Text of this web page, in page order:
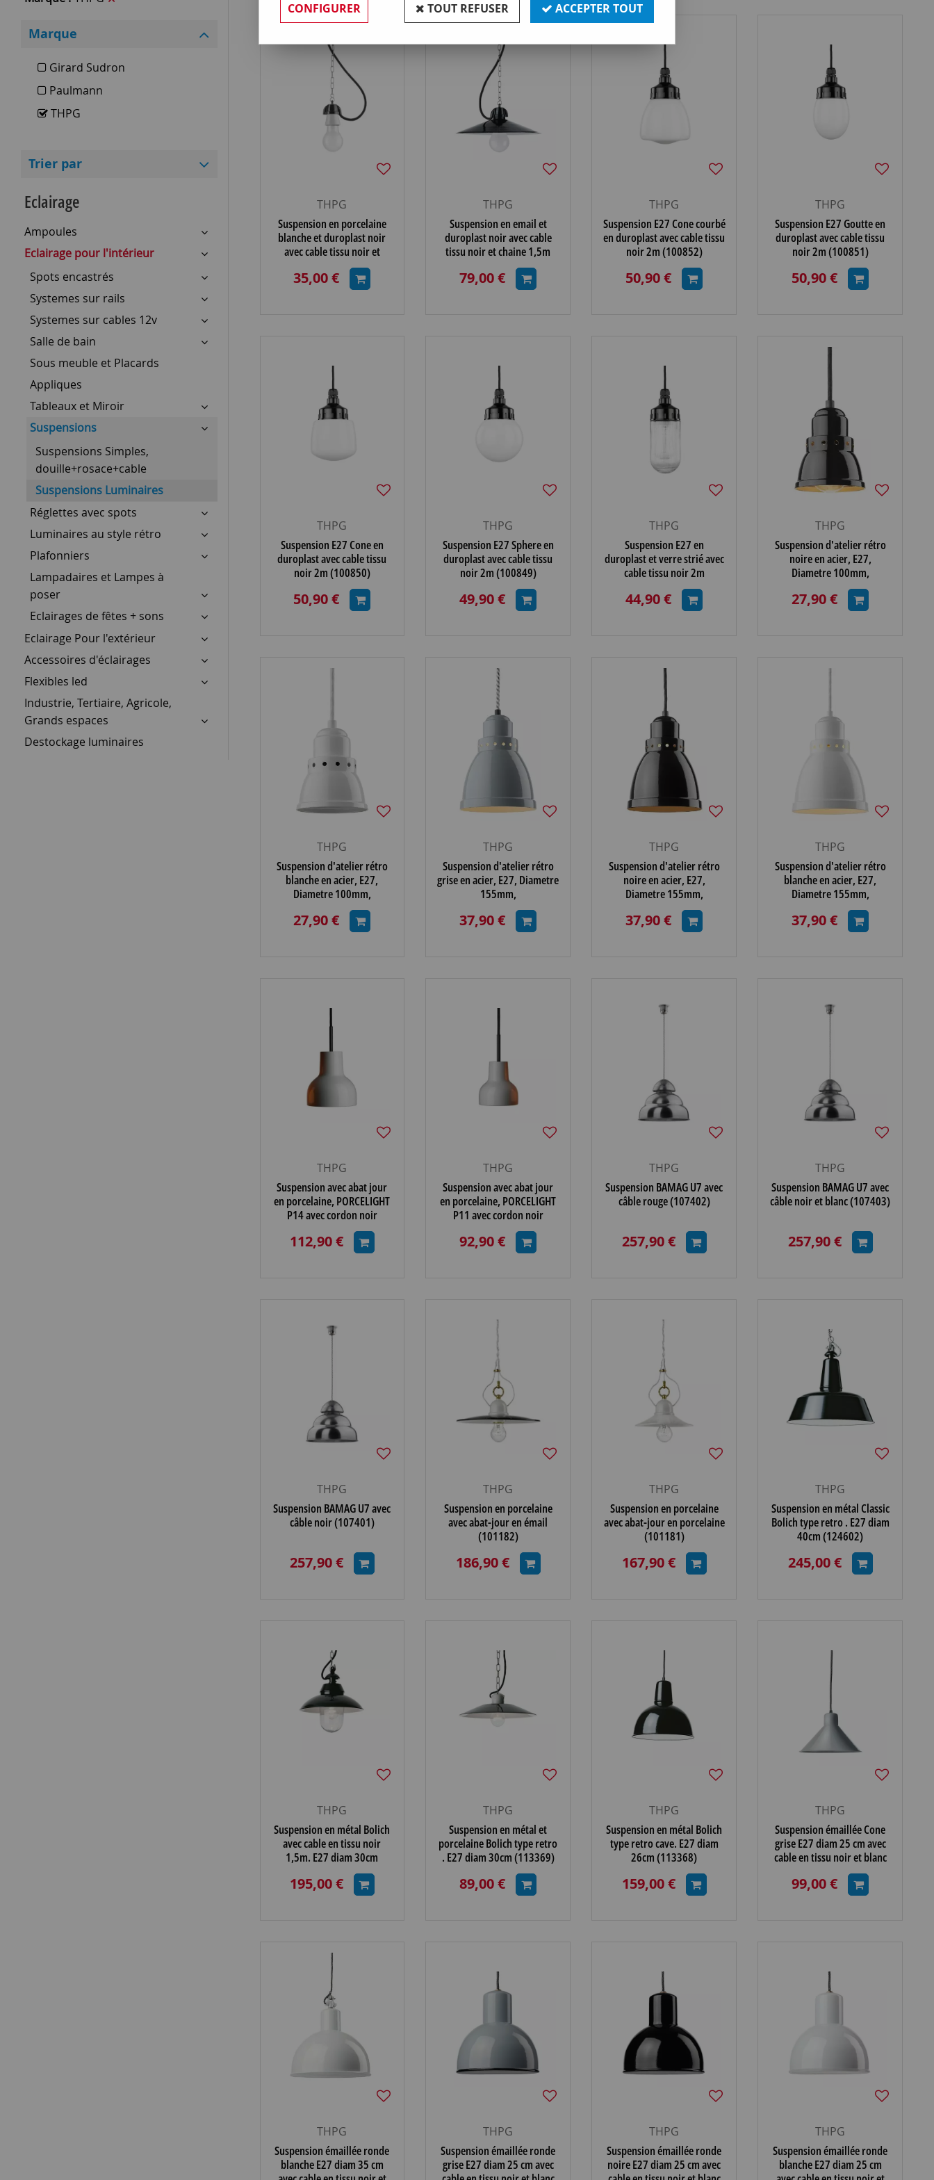
Marque
Girard Sudron
Paulmann
THPG
Trier par
Eclairage
Ampoules
Eclairage pour l'intérieur
Spots encastrés
Systemes sur rails
Systemes sur cables 12v
Salle de bain
Sous meuble et Placards
Appliques
Tableaux et Miroir
Suspensions
Suspensions Simples,
douille+rosace+cable
Suspensions Luminaires
Réglettes avec spots
Luminaires au style rétro
Plafonniers
Lampadaires et Lampes à
poser
Eclairages de fêtes + sons
Eclairage Pour l'extérieur
Accessoires d'éclairages
Flexibles led
Industrie, Tertiaire, Agricole,
Grands espaces
Destockage luminaires
THPG
Suspension en porcelaine
blanche et duroplast noir
avec cable tissu noir et
chaine 1,5m (100879)
35,00 €
THPG
Suspension en email et
duroplast noir avec cable
tissu noir et chaine 1,5m
(100875)
79,00 €
THPG
Suspension E27 Cone courbé
en duroplast avec cable tissu
noir 2m (100852)
50,90 €
THPG
Suspension E27 Goutte en
duroplast avec cable tissu
noir 2m (100851)
50,90 €
THPG
Suspension E27 Cone en
duroplast avec cable tissu
noir 2m (100850)
50,90 €
THPG
Suspension E27 Sphere en
duroplast avec cable tissu
noir 2m (100849)
49,90 €
THPG
Suspension E27 en
duroplast et verre strié avec
cable tissu noir 2m
(100848)
44,90 €
THPG
Suspension d'atelier rétro
noire en acier, E27,
Diametre 100mm,
27,90 €
THPG
Suspension d'atelier rétro
blanche en acier, E27,
Diametre 100mm,
27,90 €
THPG
Suspension d'atelier rétro
grise en acier, E27, Diametre
155mm,
37,90 €
THPG
Suspension d'atelier rétro
noire en acier, E27,
Diametre 155mm,
37,90 €
THPG
Suspension d'atelier rétro
blanche en acier, E27,
Diametre 155mm,
37,90 €
THPG
Suspension avec abat jour
en porcelaine, PORCELIGHT
P14 avec cordon noir
112,90 €
THPG
Suspension avec abat jour
en porcelaine, PORCELIGHT
P11 avec cordon noir
(182251)
92,90 €
THPG
Suspension BAMAG U7 avec
câble rouge (107402)
257,90 €
THPG
Suspension BAMAG U7 avec
câble noir et blanc (107403)
257,90 €
THPG
Suspension BAMAG U7 avec
câble noir (107401)
257,90 €
THPG
Suspension en porcelaine
avec abat-jour en émail
(101182)
186,90 €
THPG
Suspension en porcelaine
avec abat-jour en porcelaine
(101181)
167,90 €
THPG
Suspension en métal Classic
Bolich type retro . E27 diam
40cm (124602)
245,00 €
THPG
Suspension en métal Bolich
avec cable en tissu noir
1,5m. E27 diam 30cm
195,00 €
THPG
Suspension en métal et
porcelaine Bolich type retro
. E27 diam 30cm (113369)
89,00 €
THPG
Suspension en métal Bolich
type retro cave. E27 diam
26cm (113368)
159,00 €
THPG
Suspension émaillée Cone
grise E27 diam 25 cm avec
cable en tissu noir et blanc
1,5m (100363)
99,00 €
THPG
Suspension émaillée ronde
blanche E27 diam 35 cm
THPG
Suspension émaillée ronde
grise E27 diam 25 cm avec
THPG
Suspension émaillée ronde
noire E27 diam 25 cm avec
THPG
Suspension émaillée ronde
blanche E27 diam 25 cm
CONFIGURER TOUT REFUSER ACCEPTER TOUT